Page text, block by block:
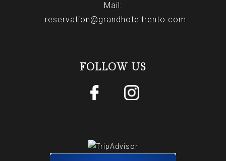
Mail:
reservation@grandhoteltrento.com
FOLLOW US